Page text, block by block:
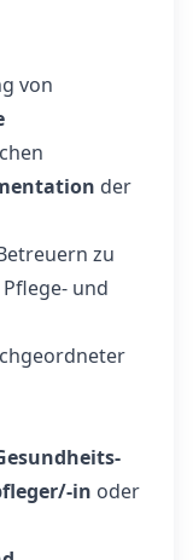
von
der
zu
und
in oder